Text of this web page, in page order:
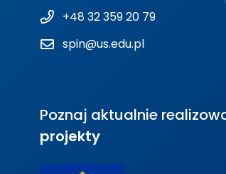
+48 32 359 20 79
spin@us.edu.pl
Poznaj aktualnie
projekty